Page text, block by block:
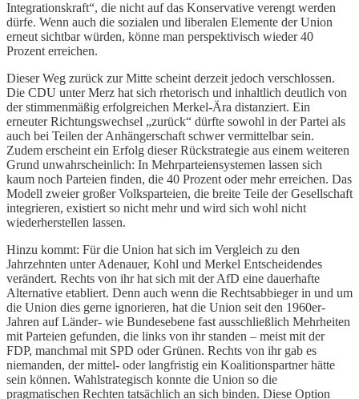
Integrationskraft“, die nicht auf das Konservative verengt werden
dürfe. Wenn auch die sozialen und liberalen Elemente der Union
erneut sichtbar würden, könne man perspektivisch wieder 40
Prozent erreichen.
Dieser Weg zurück zur Mitte scheint derzeit jedoch verschlossen.
Die CDU unter Merz hat sich rhetorisch und inhaltlich deutlich von
der stimmenmäßig erfolgreichen Merkel-Ära distanziert. Ein
erneuter Richtungswechsel „zurück“ dürfte sowohl in der Partei als
auch bei Teilen der Anhängerschaft schwer vermittelbar sein.
Zudem erscheint ein Erfolg dieser Rückstrategie aus einem weiteren
Grund unwahrscheinlich: In Mehrparteiensystemen lassen sich
kaum noch Parteien finden, die 40 Prozent oder mehr erreichen. Das
Modell zweier großer Volksparteien, die breite Teile der Gesellschaft
integrieren, existiert so nicht mehr und wird sich wohl nicht
wiederherstellen lassen.
Hinzu kommt: Für die Union hat sich im Vergleich zu den
Jahrzehnten unter Adenauer, Kohl und Merkel Entscheidendes
verändert. Rechts von ihr hat sich mit der AfD eine dauerhafte
Alternative etabliert. Denn auch wenn die Rechtsabbieger in und um
die Union dies gerne ignorieren, hat die Union seit den 1960er-
Jahren auf Länder- wie Bundesebene fast ausschließlich Mehrheiten
mit Parteien gefunden, die links von ihr standen – meist mit der
FDP, manchmal mit SPD oder Grünen. Rechts von ihr gab es
niemanden, der mittel- oder langfristig ein Koalitionspartner hätte
sein können. Wahlstrategisch konnte die Union so die
pragmatischen Rechten tatsächlich an sich binden. Diese Option